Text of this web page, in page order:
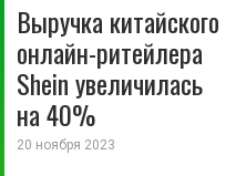
Выручка китайского
онлайн-ритейлера
Shein увеличилась
на 40%
20 ноября 2023